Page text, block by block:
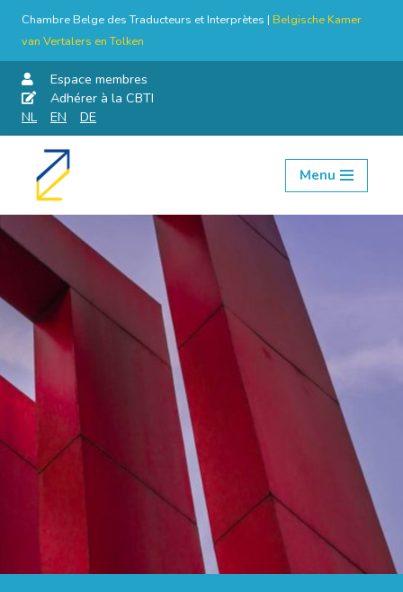
Chambre Belge des Traducteurs et Interprètes | Belgische Kamer
van Vertalers en Tolken
Espace membres
Adhérer à la CBTI
NL
EN DE
Aller
contenu
Menu